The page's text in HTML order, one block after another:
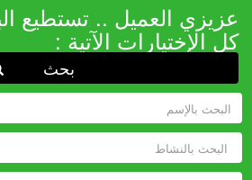
عزيزي العميل .. تستطيع
كل الإختيارات الآتية :